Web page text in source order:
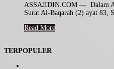
ASSAJIDIN.COM — Dalam
Surat Al-Baqarah (2) ayat 83,
Read More
TERPOPULER